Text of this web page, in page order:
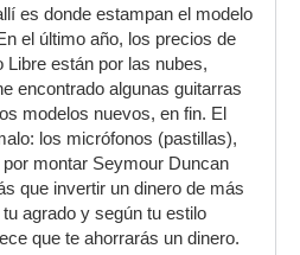
es donde estampan el modelo
el último año, los precios de
Libre están por las nubes,
encontrado algunas guitarras
modelos nuevos, en fin. El
los micrófonos (pastillas),
montar Seymour Duncan
que invertir un dinero de más
agrado y según tu estilo
que te ahorrarás un dinero.